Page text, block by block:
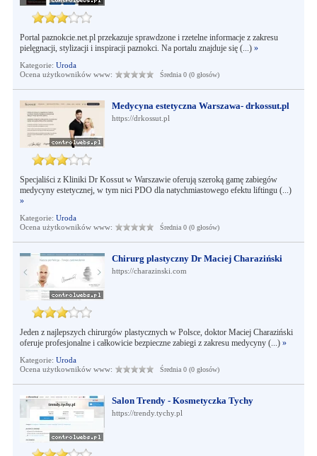
Portal paznokcie.net.pl przekazuje sprawdzone i rzetelne informacje z zakresu
pielęgnacji, stylizacji i inspiracji paznokci. Na portalu znajduje się (...) »
Kategorie: Uroda
Ocena użytkowników www:
Średnia 0 (0 głosów)
Medycyna estetyczna Warszawa- drkossut.pl
https://drkossut.pl
Specjaliści z Kliniki Dr Kossut w Warszawie oferują szeroką gamę zabiegów
medycyny estetycznej, w tym nici PDO dla natychmiastowego efektu liftingu (...)
»
Kategorie: Uroda
Ocena użytkowników www:
Średnia 0 (0 głosów)
Chirurg plastyczny Dr Maciej Charaziński
https://charazinski.com
Jeden z najlepszych chirurgów plastycznych w Polsce, doktor Maciej Charaziński
oferuje profesjonalne i całkowicie bezpieczne zabiegi z zakresu medycyny (...) »
Kategorie: Uroda
Ocena użytkowników www:
Średnia 0 (0 głosów)
Salon Trendy - Kosmetyczka Tychy
https://trendy.tychy.pl